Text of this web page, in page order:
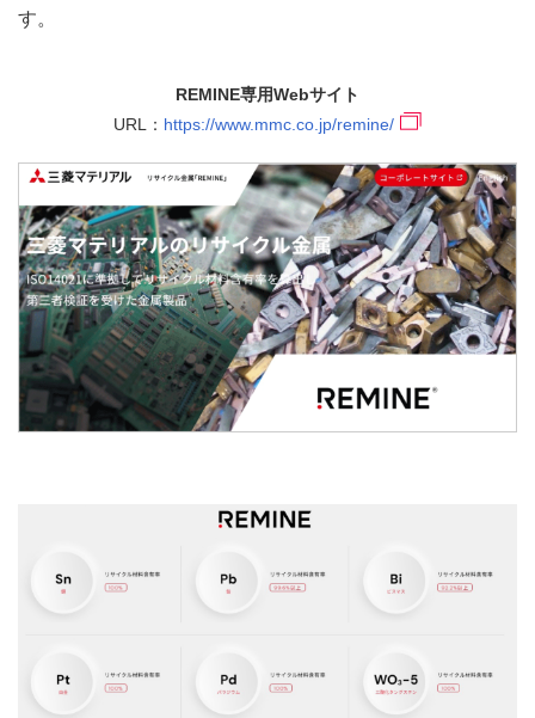
す。
REMINE専用Webサイト
URL： https://www.mmc.co.jp/remine/